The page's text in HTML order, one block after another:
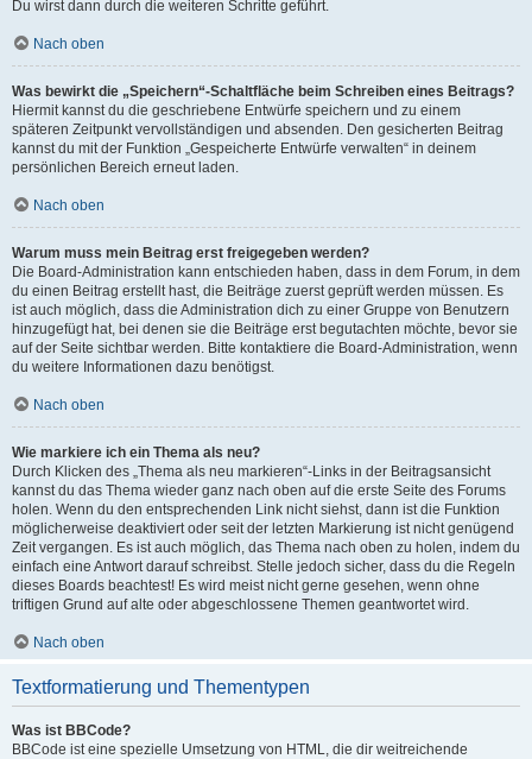
Du wirst dann durch die weiteren Schritte geführt.
Nach oben
Was bewirkt die „Speichern“-Schaltfläche beim Schreiben eines Beitrags?
Hiermit kannst du die geschriebene Entwürfe speichern und zu einem
späteren Zeitpunkt vervollständigen und absenden. Den gesicherten Beitrag
kannst du mit der Funktion „Gespeicherte Entwürfe verwalten“ in deinem
persönlichen Bereich erneut laden.
Nach oben
Warum muss mein Beitrag erst freigegeben werden?
Die Board-Administration kann entschieden haben, dass in dem Forum, in dem
du einen Beitrag erstellt hast, die Beiträge zuerst geprüft werden müssen. Es
ist auch möglich, dass die Administration dich zu einer Gruppe von Benutzern
hinzugefügt hat, bei denen sie die Beiträge erst begutachten möchte, bevor sie
auf der Seite sichtbar werden. Bitte kontaktiere die Board-Administration, wenn
du weitere Informationen dazu benötigst.
Nach oben
Wie markiere ich ein Thema als neu?
Durch Klicken des „Thema als neu markieren“-Links in der Beitragsansicht
kannst du das Thema wieder ganz nach oben auf die erste Seite des Forums
holen. Wenn du den entsprechenden Link nicht siehst, dann ist die Funktion
möglicherweise deaktiviert oder seit der letzten Markierung ist nicht genügend
Zeit vergangen. Es ist auch möglich, das Thema nach oben zu holen, indem du
einfach eine Antwort darauf schreibst. Stelle jedoch sicher, dass du die Regeln
dieses Boards beachtest! Es wird meist nicht gerne gesehen, wenn ohne
triftigen Grund auf alte oder abgeschlossene Themen geantwortet wird.
Nach oben
Textformatierung und Thementypen
Was ist BBCode?
BBCode ist eine spezielle Umsetzung von HTML, die dir weitreichende